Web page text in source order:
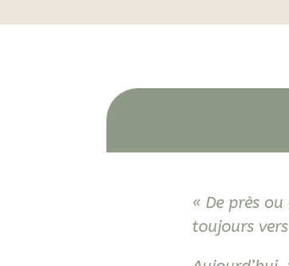
« De près
toujours